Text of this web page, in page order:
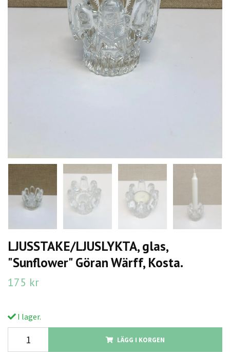
LJUSSTAKE/LJUSLYKTA, glas,
"Sunflower" Göran Wärff, Kosta.
175 kr
I lager.
LÄGG I KORGEN